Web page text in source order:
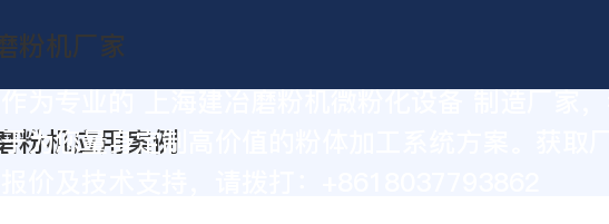
于为您量身定制高价值的粉体加工系统方案。获取厂